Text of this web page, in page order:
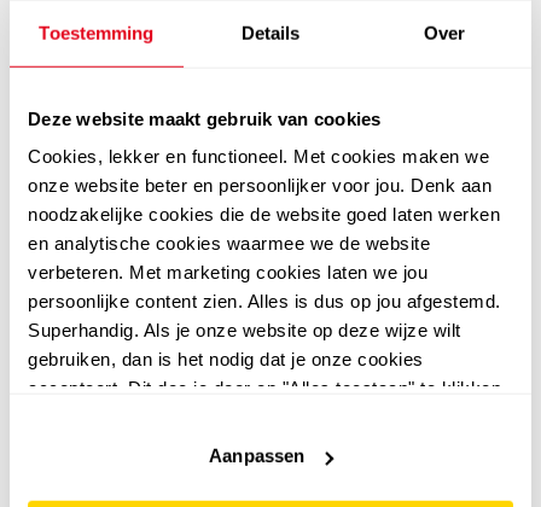
Toestemming Details Over
Deze website maakt gebruik van cookies
Cookies, lekker en functioneel. Met cookies maken we
onze website beter en persoonlijker voor jou. Denk aan
noodzakelijke cookies die de website goed laten werken
en analytische cookies waarmee we de website
verbeteren. Met marketing cookies laten we jou
persoonlijke content zien. Alles is dus op jou afgestemd.
Superhandig. Als je onze website op deze wijze wilt
gebruiken, dan is het nodig dat je onze cookies
accepteert. Dit doe je door op "Alles toestaan" te klikken.
website niet optimaal functioneert.
Aanpassen